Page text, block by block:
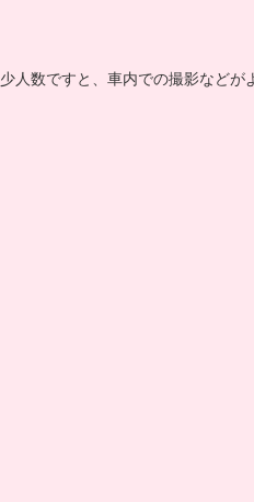
少人数ですと、車内での撮影などが